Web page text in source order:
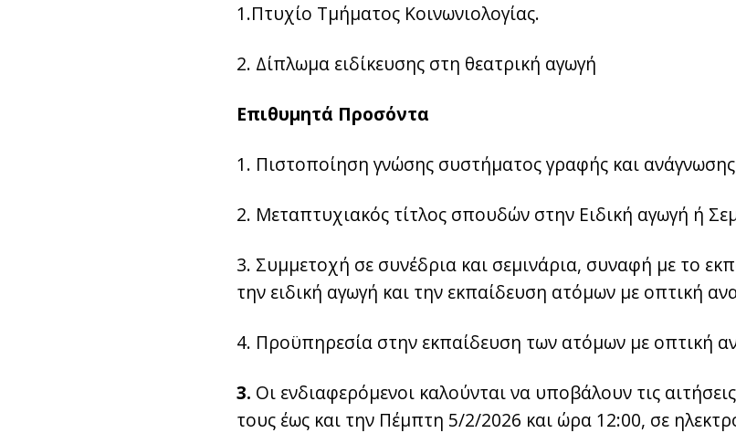
1.Πτυχίο Τμήματος Κοινωνιολογίας.
2. Δίπλωμα ειδίκευσης στη θεατρική αγωγή
Επιθυμητά Προσόντα
1. Πιστοποίηση γνώσης συστήματος γραφής και
2. Μεταπτυχιακός τίτλος σπουδών στην Ειδική αγωγή ή
3. Συμμετοχή σε συνέδρια και σεμινάρια, συναφή με το
την ειδική αγωγή και την εκπαίδευση ατόμων με οπτική
4. Προϋπηρεσία στην εκπαίδευση των ατόμων με οπτική
3. Οι ενδιαφερόμενοι καλούνται να υποβάλουν τις
τους έως και την Πέμπτη 5/2/2026 και ώρα 12:00, σε